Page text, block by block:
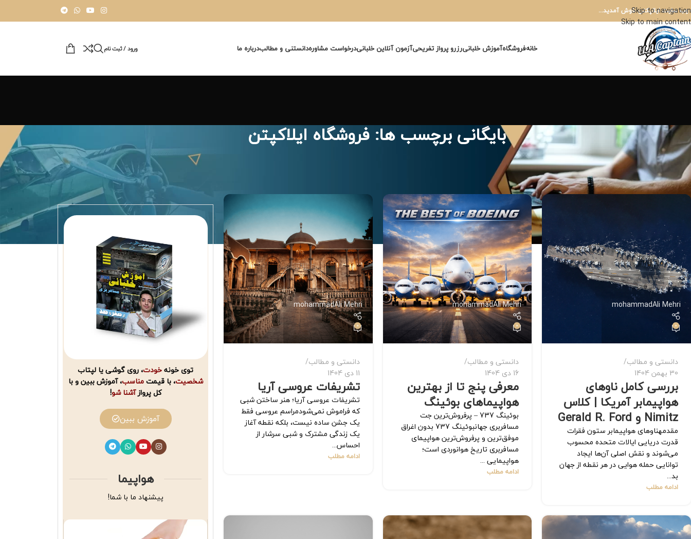
Skip to navigation
Skip to main content
وب سایت ایلاپکتن خوش آمدید...
خانهفروشگاهآموزش خلبانیرزرو پرواز تفریحیآزمون آنلاین خلبانیدرخواست مشاورهدانستنی و مطالبدرباره ما ورود / ثبت نام
بایگانی برچسب ها: فروشگاه ایلاکپتن
mohammadAli Mehri
0
دانستی و مطالب
30 بهمن 1404
بررسی کامل ناوهای
هواپیمابر آمریکا | کلاس
Nimitz و Gerald R. Ford
مقدمهناوهای هواپیمابر ستون فقرات
قدرت دریایی ایالات متحده محسوب
می‌شوند و نقش اصلی آن‌ها ایجاد
توانایی حمله هوایی در هر نقطه از جهان
بد...
ادامه مطلب
mohammadAli Mehri
0
دانستی و مطالب
16 دی 1404
معرفی پنج تا از بهترین
هواپیماهای بوئینگ
بوئینگ 737 – پرفروش‌ترین جت
مسافربری جهانبوئینگ 737 بدون اغراق
موفق‌ترین و پرفروش‌ترین هواپیمای
مسافربری تاریخ هوانوردی است؛
هواپیمایی ...
ادامه مطلب
mohammadAli Mehri
0
دانستی و مطالب
11 دی 1404
تشریفات عروسی آریا
تشریفات عروسی آریا؛ هنر ساختن شبی
که فراموش نمی‌شودمراسم عروسی فقط
یک جشن ساده نیست، بلکه نقطه آغاز
یک زندگی مشترک و شبی سرشار از
احساس...
ادامه مطلب
توی خونهخودت، روی گوشی یا لپتاب
شخصیت، با قیمتمناسب، آموزش ببین و با
کل پروازآشنا شو!
آموزش ببین
هواپیما
پیشنهاد ما با شما!